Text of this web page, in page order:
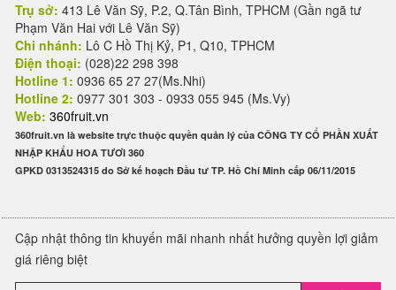
Trụ sở: 413 Lê Văn Sỹ, P.2, Q.Tân Bình, TPHCM (Gần ngã tư
Phạm Văn Hai với Lê Văn Sỹ)
Chi nhánh: Lô C Hồ Thị Kỷ, P1, Q10, TPHCM
Điện thoại: (028)22 298 398
Hotline 1: 0936 65 27 27(Ms.Nhi)
Hotline 2: 0977 301 303 - 0933 055 945 (Ms.Vy)
Web: 360fruit.vn
360fruit.vn là website trực thuộc quyền quản lý của CÔNG TY CỔ PHẦN XUẤT
NHẬP KHẨU HOA TƯƠI 360
GPKD 0313524315 do Sở kế hoạch Đầu tư TP. Hồ Chí Minh cấp 06/11/2015
Cập nhật thông tin khuyến mãi nhanh nhất hưởng quyền lợi giảm
giá riêng biệt